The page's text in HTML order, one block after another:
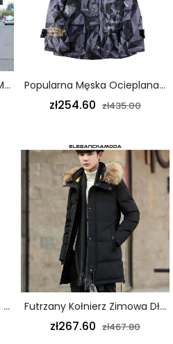
Zimowa Ocieplana Kurtka Męska Długi Gruby Płaszcz Z Przystojnym Futrzanym Kołnierzem Z Kapturem W Kolorze Zielonym Popularna Męska Ocieplana Kurtka Długa Zimowa Z Kapturem Futrzanym Kołnierzem Kamuflaż Szary
zł254.60 zł435.00
Męska Kurtka Ocieplana Na Jesień I Zimę Lekka Krótka Z Marszczonym Czerwonym Nadrukiem Z Kapturem Futrzany Kołnierz Zimowa Długa Duża Męska Bawełniana Kurtka Gruba Długa Kurtka Z Kapturem Czarna
zł267.60 zł467.80